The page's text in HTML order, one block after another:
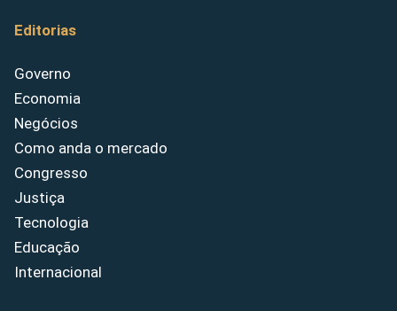
Editorias
Governo
Economia
Negócios
Como anda o mercado
Congresso
Justiça
Tecnologia
Educação
Internacional